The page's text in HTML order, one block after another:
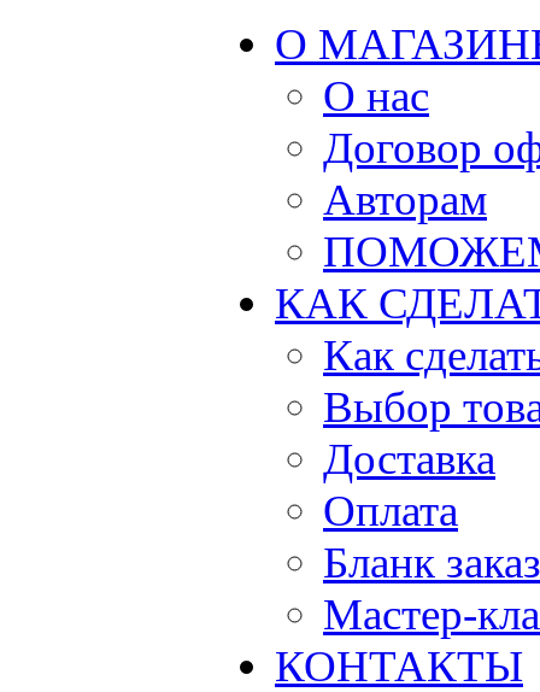
О
О нас
Договор
Авторам
КАК
Как
Выбор
Доставка
Оплата
Бланк
Мастер-
КОНТАКТЫ